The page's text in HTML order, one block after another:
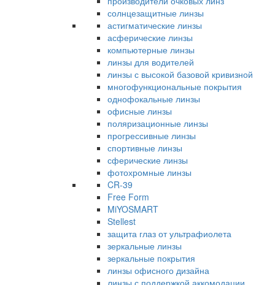
солнцезащитные линзы
астигматические линзы
асферические линзы
компьютерные линзы
линзы для водителей
линзы с высокой базовой кривизной
многофункциональные покрытия
однофокальные линзы
офисные линзы
поляризационные линзы
прогрессивные линзы
спортивные линзы
сферические линзы
фотохромные линзы
CR-39
Free Form
MiYOSMART
Stellest
защита глаз от ультрафиолета
зеркальные линзы
зеркальные покрытия
линзы офисного дизайна